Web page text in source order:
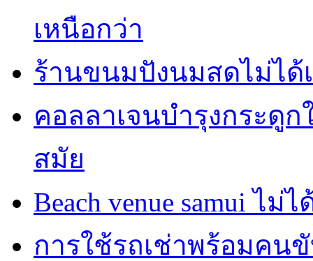
เหนือกว่า
ร้านขนมปังนมสดไม่ได้
คอลลาเจนบำรุงกระดู
สมัย
Beach venue samui ไ
การใช้รถเช่าพร้อมคน